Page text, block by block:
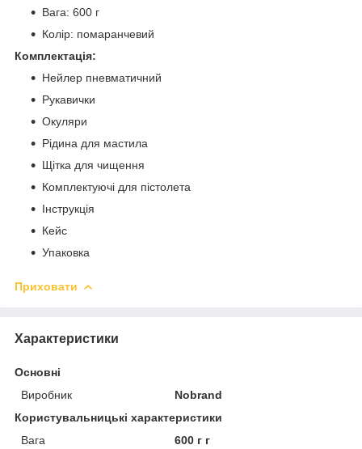
Вага: 600 г
Колір: помаранчевий
Комплектація:
Нейлер пневматичний
Рукавички
Окуляри
Рідина для мастила
Щітка для чищення
Комплектуючі для пістолета
Інструкція
Кейс
Упаковка
Приховати
Характеристики
Основні
Виробник
Nobrand
Користувальницькі характеристики
Вага
600 г г